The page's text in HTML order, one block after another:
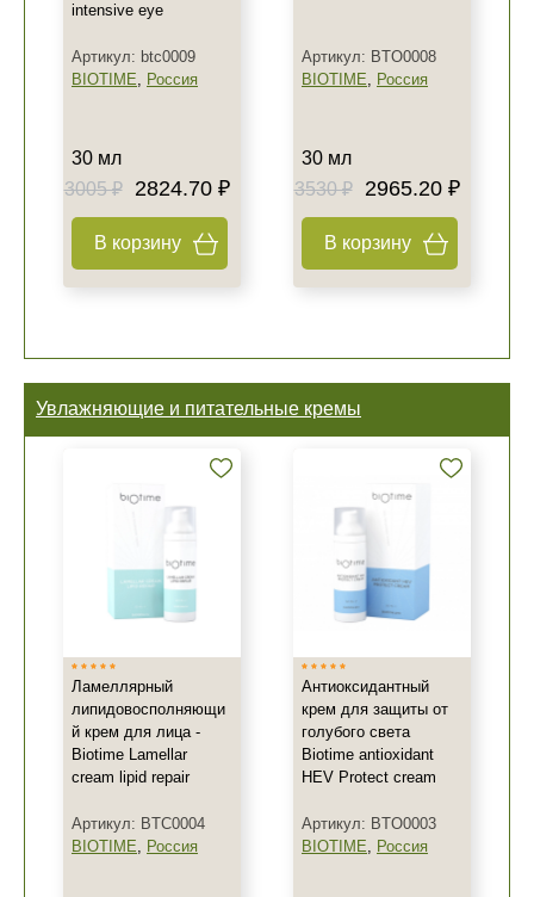
intensive eye
Артикул: btc0009
BIOTIME, Россия
30 мл
3005 ₽
2824.70 ₽
В корзину
Артикул: BTO0008
BIOTIME, Россия
30 мл
3530 ₽
2965.20 ₽
В корзину
Увлажняющие и питательные кремы
Ламеллярный
липидовосполняющи
й крем для лица -
Biotime Lamellar
cream lipid repair
Артикул: BTC0004
BIOTIME, Россия
Антиоксидантный
крем для защиты от
голубого света
Biotime antioxidant
HEV Protect cream
Артикул: BTO0003
BIOTIME, Россия